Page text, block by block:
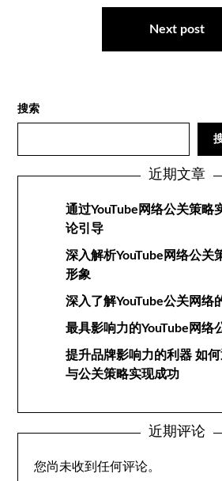
Next post
搜索
近期文章
通过YouTube网络公关策略
论引导
深入解析YouTube网络公关
形象
深入了解YouTube公关网络
最具影响力的YouTube网络
提升品牌影响力的利器 如
与公关策略实现成功
近期评论
您尚未收到任何评论。